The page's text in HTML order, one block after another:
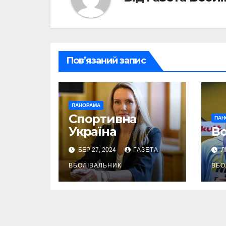
Пов’язаний запис
ПАНОРАМА
Спортивна
Україна
БЕР 27, 2024 ГАЗЕТА
ВБОЛІВАЛЬНИК